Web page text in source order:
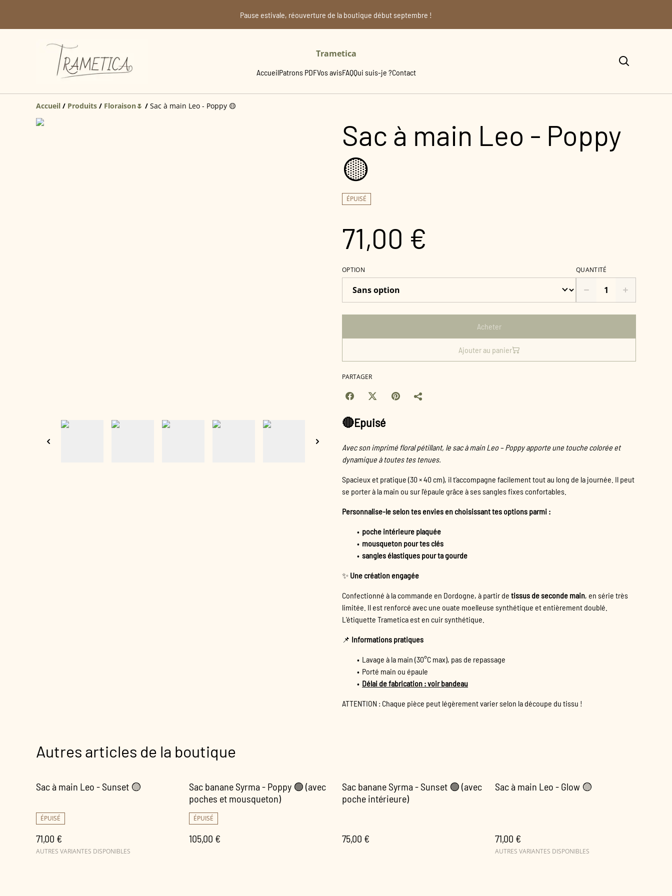
Pause estivale, réouverture de la boutique début septembre !
Trametica
AccueilPatrons PDFVos avisFAQQui suis-je ?Contact
Accueil / Produits / Floraison🌷 / Sac à main Leo - Poppy 🟡
Sac à main Leo - Poppy
🟡
ÉPUISÉ
71,00 €
OPTION QUANTITÉ
Acheter
Ajouter au panier
PARTAGER
🔴Epuisé
Avec son imprimé floral pétillant, le sac à main Leo – Poppy apporte une touche colorée et
dynamique à toutes tes tenues.
Spacieux et pratique (30 × 40 cm), il t’accompagne facilement tout au long de la journée. Il peut
se porter à la main ou sur l’épaule grâce à ses sangles fixes confortables.
Personnalise-le selon tes envies en choisissant tes options parmi :
poche intérieure plaquée
mousqueton pour tes clés
sangles élastiques pour ta gourde
✨ Une création engagée
Confectionné à la commande en Dordogne, à partir de tissus de seconde main, en série très
limitée. Il est renforcé avec une ouate moelleuse synthétique et entièrement doublé.
L'étiquette Trametica est en cuir synthétique.
📌 Informations pratiques
Lavage à la main (30°C max), pas de repassage
Porté main ou épaule
Délai de fabrication : voir bandeau
ATTENTION : Chaque pièce peut légèrement varier selon la découpe du tissu !
Autres articles de la boutique
Sac à main Leo - Sunset 🟡
ÉPUISÉ
71,00 €
AUTRES VARIANTES DISPONIBLES
Sac banane Syrma - Poppy 🟢 (avec
poches et mousqueton)
ÉPUISÉ
105,00 €
Sac banane Syrma - Sunset 🟢 (avec
poche intérieure)
75,00 €
Sac à main Leo - Glow 🟡
71,00 €
AUTRES VARIANTES DISPONIBLES